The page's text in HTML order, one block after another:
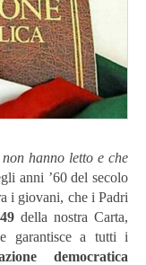
hanno letto e che
anni ’60 del secolo
i giovani, che i Padri
49 della nostra Carta,
garantisce a tutti i
democratica